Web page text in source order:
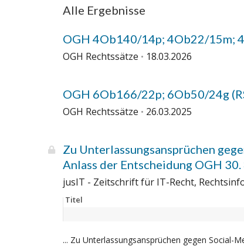
Alle Ergebnisse
OGH 4Ob140/14p; 4Ob22/15m;
OGH Rechtssätze 18.03.2026
OGH 6Ob166/22p; 6Ob50/24g
OGH Rechtssätze 26.03.2025
Zu Unterlassungsansprüchen
Anlass der Entscheidung OGH
jusIT - Zeitschrift für IT-Recht,
Titel
... Zu Unterlassungsansprüchen gegen Social-